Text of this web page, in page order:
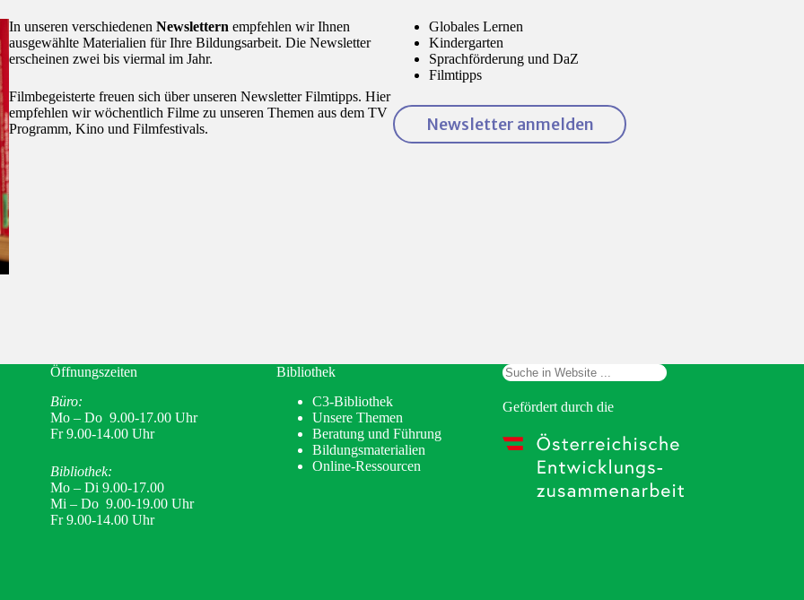
In unseren verschiedenen Newslettern empfehlen wir Ihnen
ausgewählte Materialien für Ihre Bildungsarbeit. Die Newsletter
erscheinen zwei bis viermal im Jahr.
Filmbegeisterte freuen sich über unseren Newsletter Filmtipps. Hier
empfehlen wir wöchentlich Filme zu unseren Themen aus dem TV
Programm, Kino und Filmfestivals.
Globales Lernen
Kindergarten
Sprachförderung und DaZ
Filmtipps
Newsletter anmelden
Öffnungszeiten
Büro:
Mo – Do 9.00-17.00 Uhr
Fr 9.00-14.00 Uhr
Bibliothek:
Mo – Di 9.00-17.00
Mi – Do 9.00-19.00 Uhr
Fr 9.00-14.00 Uhr
Bibliothek
C3-Bibliothek
Unsere Themen
Beratung und Führung
Bildungsmaterialien
Online-Ressourcen
Suchen
Gefördert durch die